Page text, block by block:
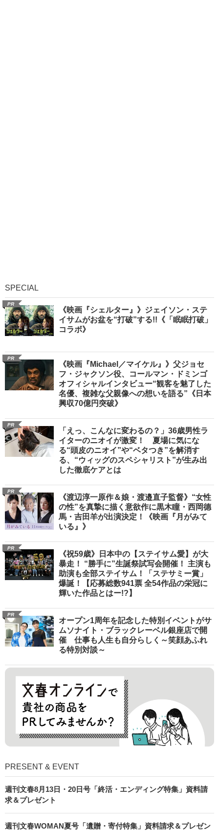
SPECIAL
PR
《映画『シェルター』》ジェイソン・ステ
イサムがお盆を“打破”する!!《「眠眠打破」
コラボ》
PR
《映画『Michael／マイケル』》父ジョセ
フ・ジャクソン役、コールマン・ドミンゴ
オフィシャルインタビュー“観客を魅了した
名優、複雑な父親像への想いを語る”《日本
興収70億円突破》
PR
「えっ、こんなに変わるの？」36歳男性ラ
イターのニオイが激変！ 夏場に気にな
る“頭皮のニオイ”や“ベタつき”を解消す
る、“ウィッグのスペシャリスト”が生み出
した徹底ケアとは
PR
《渡辺淳一原作＆娘・渡邉直子監督》“女性
の性”を真摯に描く意欲作に黒木瞳・西岡德
馬・吉田羊が出演決定！《映画『月がみて
いる』》
PR
《祝59歳》日本中の【ステイサム愛】が大
暴走！ “勝手に”生誕祭試写会開催！ 主演も
助演も全部ステイサム！「ステサミー賞」
爆誕！【応募総数941票 全54作品の栄冠に
輝いた作品とはー!?】
PR
オープン1周年を記念した特別イベントがサ
ムソナイト・ブラックレーベル銀座店で開
催 仕事も人生も自分らしく～笑顔あふれ
る特別対談～
PRESENT & EVENT
週刊文春8月13日・20日号「終活・エンディング特集」資料請
求＆プレゼント
週刊文春WOMAN夏号「遺贈・寄付特集」資料請求＆プレゼン